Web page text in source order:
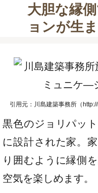
大胆な縁
ョンが生
引用元：川島建築事務所（
黒色のジョリパッ
に設計された家。
り囲むように縁側
空気を楽しめます。